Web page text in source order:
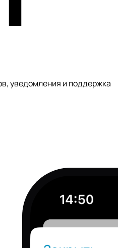
уведомления и поддержка